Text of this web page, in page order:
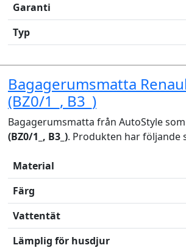
Garanti
Typ
Bagagerumsmatta
(BZ0/1_, B3_)
Bagagerumsmatta från AutoStyle
(BZ0/1_, B3_). Produkten har följande
Material
Färg
Vattentät
Lämplig för husdjur